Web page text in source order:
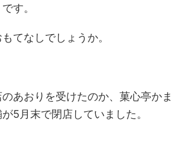
す。
てなしでしょうか。
あおりを受けたのか、菓心亭かま
5月末で閉店していました。